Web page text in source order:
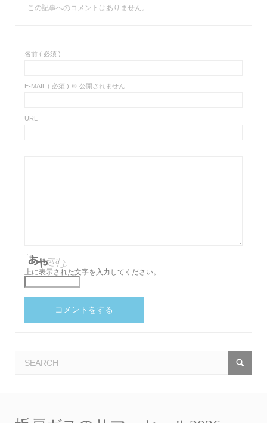
この記事へのコメントはありません。
名前 ( 必須 )
E-MAIL ( 必須 ) ※ 公開されません
URL
上に表示された文字を入力してください。